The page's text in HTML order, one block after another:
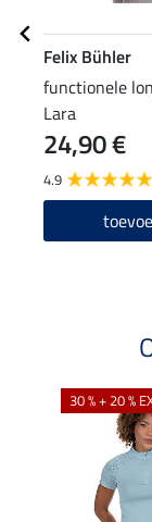
Felix Bühler
functionele
Lara
24,90 €
4.9
30 % + 20 %